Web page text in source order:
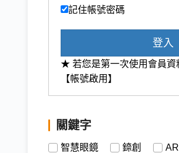
記住帳號密碼
登入
★ 若您是第一次使用會員資
【帳號啟用】
關鍵字
智慧眼鏡 錼創